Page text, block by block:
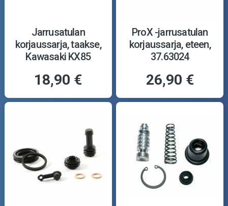
Jarrusatulan
korjaussarja, taakse,
Kawasaki KX85
18,90 €
ProX -jarrusatulan
korjaussarja, eteen,
37.63024
26,90 €